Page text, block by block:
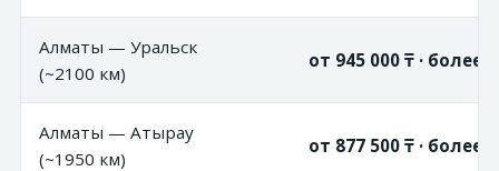
Алматы — Уральск
(~2100 км)
от 945 000 ₸ · более
Алматы — Атырау
(~1950 км)
от 877 500 ₸ · более